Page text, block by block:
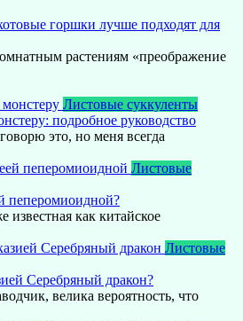
горшки лучше подходят для
растениям «преображение
Листовые суккуленты
подробное руководство
это, но меня всегда
Листовые
пеперомиоидной?
известная как китайское
Листовые
Серебряный дракон?
велика вероятность, что